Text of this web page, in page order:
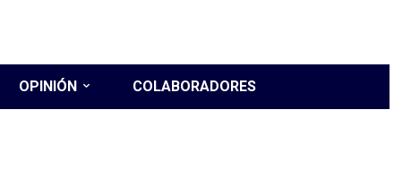
OPINIÓN COLABORADORES